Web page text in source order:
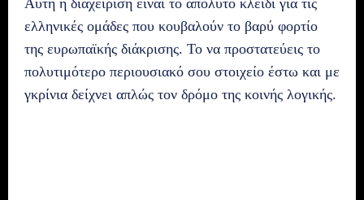
ελληνικές ομάδες που κουβαλούν το βαρύ φορτίο
της ευρωπαϊκής διάκρισης. Το να προστατεύεις το
πολυτιμότερο περιουσιακό σου στοιχείο έστω και με
γκρίνια δείχνει απλώς τον δρόμο της κοινής λογικής.